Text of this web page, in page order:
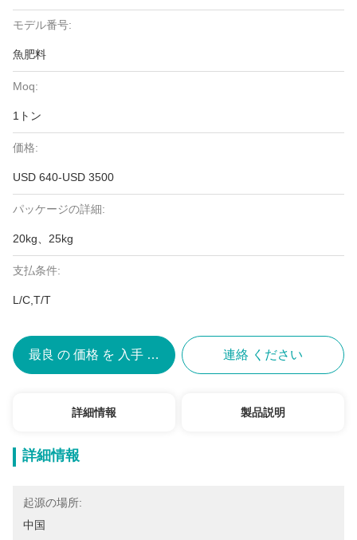
モデル番号:
魚肥料
Moq:
1トン
価格:
USD 640-USD 3500
パッケージの詳細:
20kg、25kg
支払条件:
L/C,T/T
最良 の 価格 を 入手 する 連絡 ください
詳細情報 製品説明
詳細情報
起源の場所:
中国